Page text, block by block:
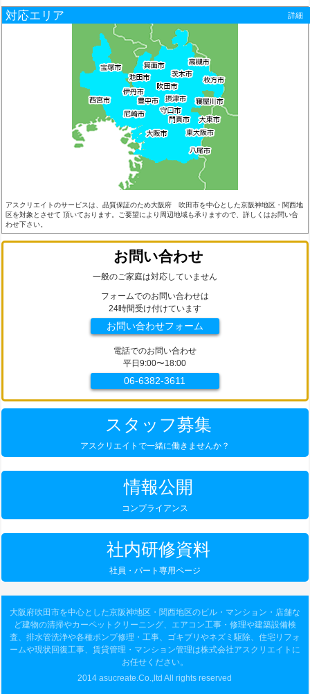
対応エリア 詳細
アスクリエイトのサービスは、品質保証のため大阪府 吹田市を中心とした京阪神地区・関西地
区を対象とさせて 頂いております。ご要望により周辺地域も承りますので、詳しくはお問い合
わせ下さい。
お問い合わせ
一般のご家庭は対応していません
フォームでのお問い合わせは
24時間受け付けています
お問い合わせフォーム
電話でのお問い合わせ
平日9:00〜18:00
06-6382-3611
スタッフ募集
アスクリエイトで一緒に働きませんか？
情報公開
コンプライアンス
社内研修資料
社員・パート専用ページ
大阪府吹田市を中心とした京阪神地区・関西地区のビル・マンション・店舗な
ど建物の清掃やカーペットクリーニング、エアコン工事・修理や建築設備検
査、排水管洗浄や各種ポンプ修理・工事、ゴキブリやネズミ駆除、住宅リフォ
ームや現状回復工事、賃貸管理・マンション管理は株式会社アスクリエイトに
お任せください。
2014 asucreate.Co.,ltd All rights reserved